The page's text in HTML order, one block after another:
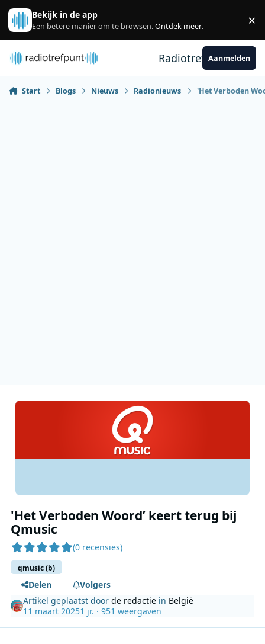
Spring naar bijdragen
Bekijk in de app
Een betere manier om te browsen.Ontdek meer. ×
RadiotrefpuntAanmelden
Start Blogs Nieuws Radionieuws 'Het Verboden
'Het Verboden Woord’ keert terug bij
Qmusic
(0 recensies)
qmusic (b)
Delen
Volgers
Artikel geplaatst doorde redactie in België
11 maart 20251 jr. · 951 weergaven